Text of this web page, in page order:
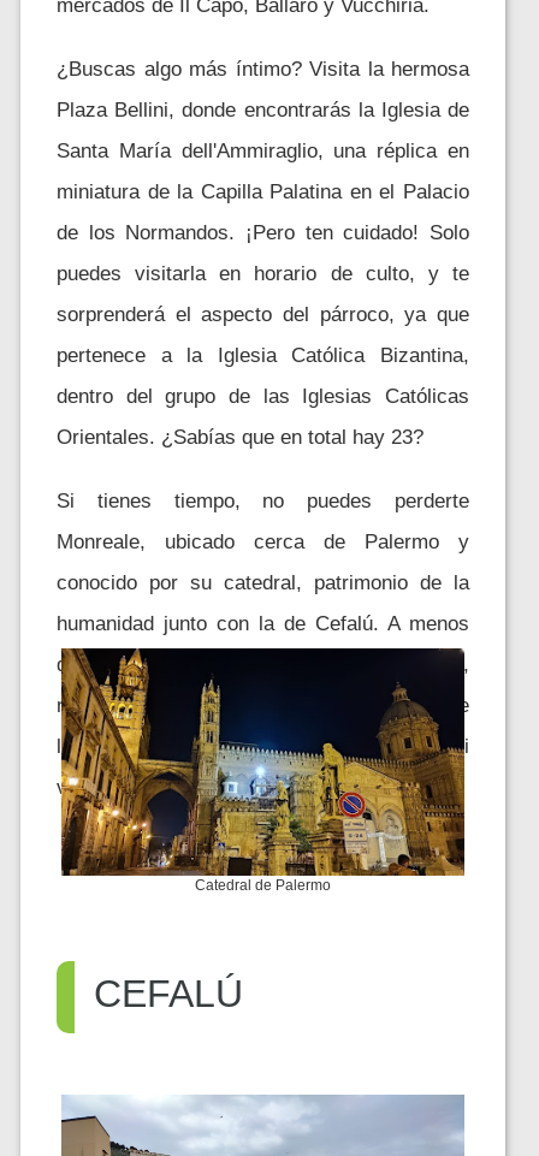
mercados de Il Capo, Ballaró y Vucchiria.
¿Buscas algo más íntimo? Visita la hermosa
Plaza Bellini, donde encontrarás la Iglesia de
Santa María dell'Ammiraglio, una réplica en
miniatura de la Capilla Palatina en el Palacio
de los Normandos. ¡Pero ten cuidado! Solo
puedes visitarla en horario de culto, y te
sorprenderá el aspecto del párroco, ya que
pertenece a la Iglesia Católica Bizantina,
dentro del grupo de las Iglesias Católicas
Orientales. ¿Sabías que en total hay 23?
Si tienes tiempo, no puedes perderte
Monreale, ubicado cerca de Palermo y
conocido por su catedral, patrimonio de la
humanidad junto con la de Cefalú. A menos
que quieras visitar expresamente la catedral,
no hay mucho más que ver por allí, pero vale
la pena incluirlo en tu lista de destinos si
viajas a Sicilia.
Catedral de Palermo
CEFALÚ